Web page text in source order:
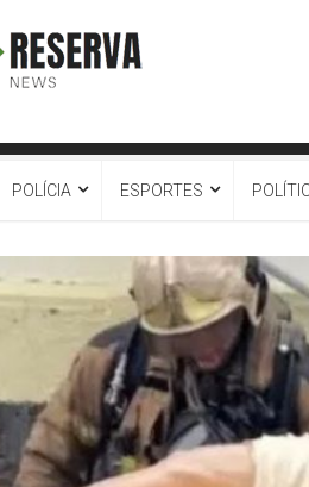
POLÍCIA ESPORTES